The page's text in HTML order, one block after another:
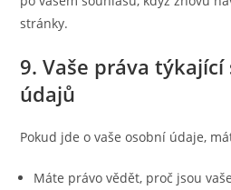
stránky.
9. Vaše práva týkající
údajů
Pokud jde o vaše osobní údaje,
Máte právo vědět, proč jsou